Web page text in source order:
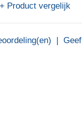
Product vergelijk
|Geef